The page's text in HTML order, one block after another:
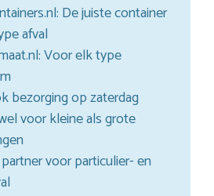
De juiste container
afval
Voor elk type
bezorging op zaterdag
voor kleine als grote
voor particulier- en